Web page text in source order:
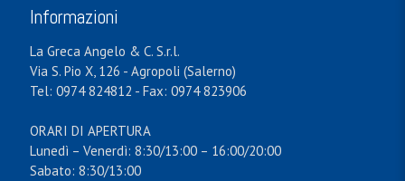
Informazioni
La Greca Angelo & C. S.r.l.
Via S. Pio X, 126 - Agropoli (Salerno)
Tel: 0974 824812 - Fax: 0974 823906
ORARI DI APERTURA
Lunedì – Venerdì: 8:30/13:00 – 16:00/20:00
Sabato: 8:30/13:00